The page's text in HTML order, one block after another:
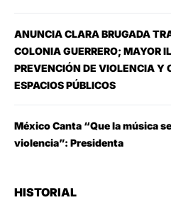
ANUNCIA CLARA BRUGADA
COLONIA GUERRERO; MAYOR
PREVENCIÓN DE VIOLENCIA Y
ESPACIOS PÚBLICOS
México Canta “Que la música
violencia”: Presidenta
HISTORIAL